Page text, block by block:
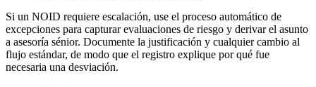
Si un NOID requiere escalación, use el proceso automático de
excepciones para capturar evaluaciones de riesgo y derivar el asunto
a asesoría sénior. Documente la justificación y cualquier cambio al
flujo estándar, de modo que el registro explique por qué fue
necesaria una desviación.